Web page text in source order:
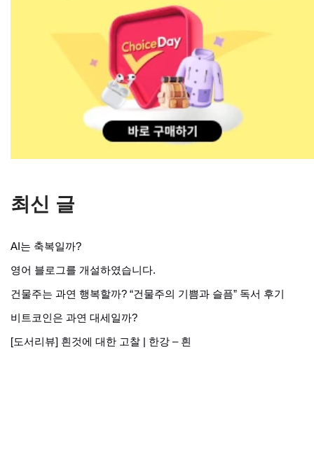
최신 글
AI는 축복일까?
영어 블로그를 개설하였습니다.
건물주는 과연 행복할까? “건물주의 기쁨과 슬픔” 독서 후기
비트코인은 과연 대세일까?
[도서리뷰] 흰것에 대한 고찰 | 한강 – 흰